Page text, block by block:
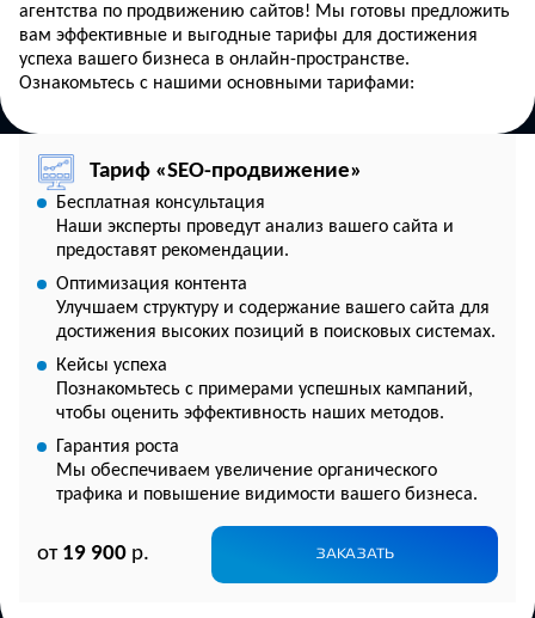
агентства по продвижению сайтов! Мы готовы предложить
вам эффективные и выгодные тарифы для достижения
успеха вашего бизнеса в онлайн-пространстве.
Ознакомьтесь с нашими основными тарифами:
Тариф «SEO-продвижение»
Бесплатная консультация
Наши эксперты проведут анализ вашего сайта и
предоставят рекомендации.
Оптимизация контента
Улучшаем структуру и содержание вашего сайта для
достижения высоких позиций в поисковых системах.
Кейсы успеха
Познакомьтесь с примерами успешных кампаний,
чтобы оценить эффективность наших методов.
Гарантия роста
Мы обеспечиваем увеличение органического
трафика и повышение видимости вашего бизнеса.
от 19 900 р. ЗАКАЗАТЬ